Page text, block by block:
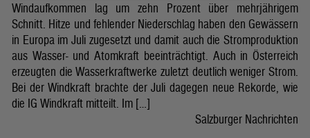
Windaufkommen lag um zehn Prozent über mehrjährigem
Schnitt. Hitze und fehlender Niederschlag haben den Gewässern
in Europa im Juli zugesetzt und damit auch die Stromproduktion
aus Wasser- und Atomkraft beeinträchtigt. Auch in Österreich
erzeugten die Wasserkraftwerke zuletzt deutlich weniger Strom.
Bei der Windkraft brachte der Juli dagegen neue Rekorde, wie
die IG Windkraft mitteilt. Im […]
Salzburger Nachrichten